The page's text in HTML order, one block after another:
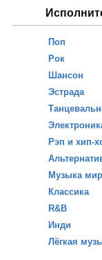
Поп
Рок
Шансон
Эстрада
Рэп и хип-
Музыка
Классика
R&B
Инди
Лёгкая